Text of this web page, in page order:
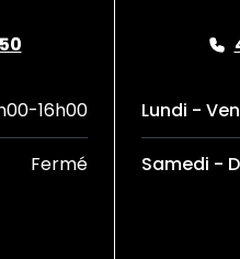
16h00
Fermé
Lundi -
Samedi -